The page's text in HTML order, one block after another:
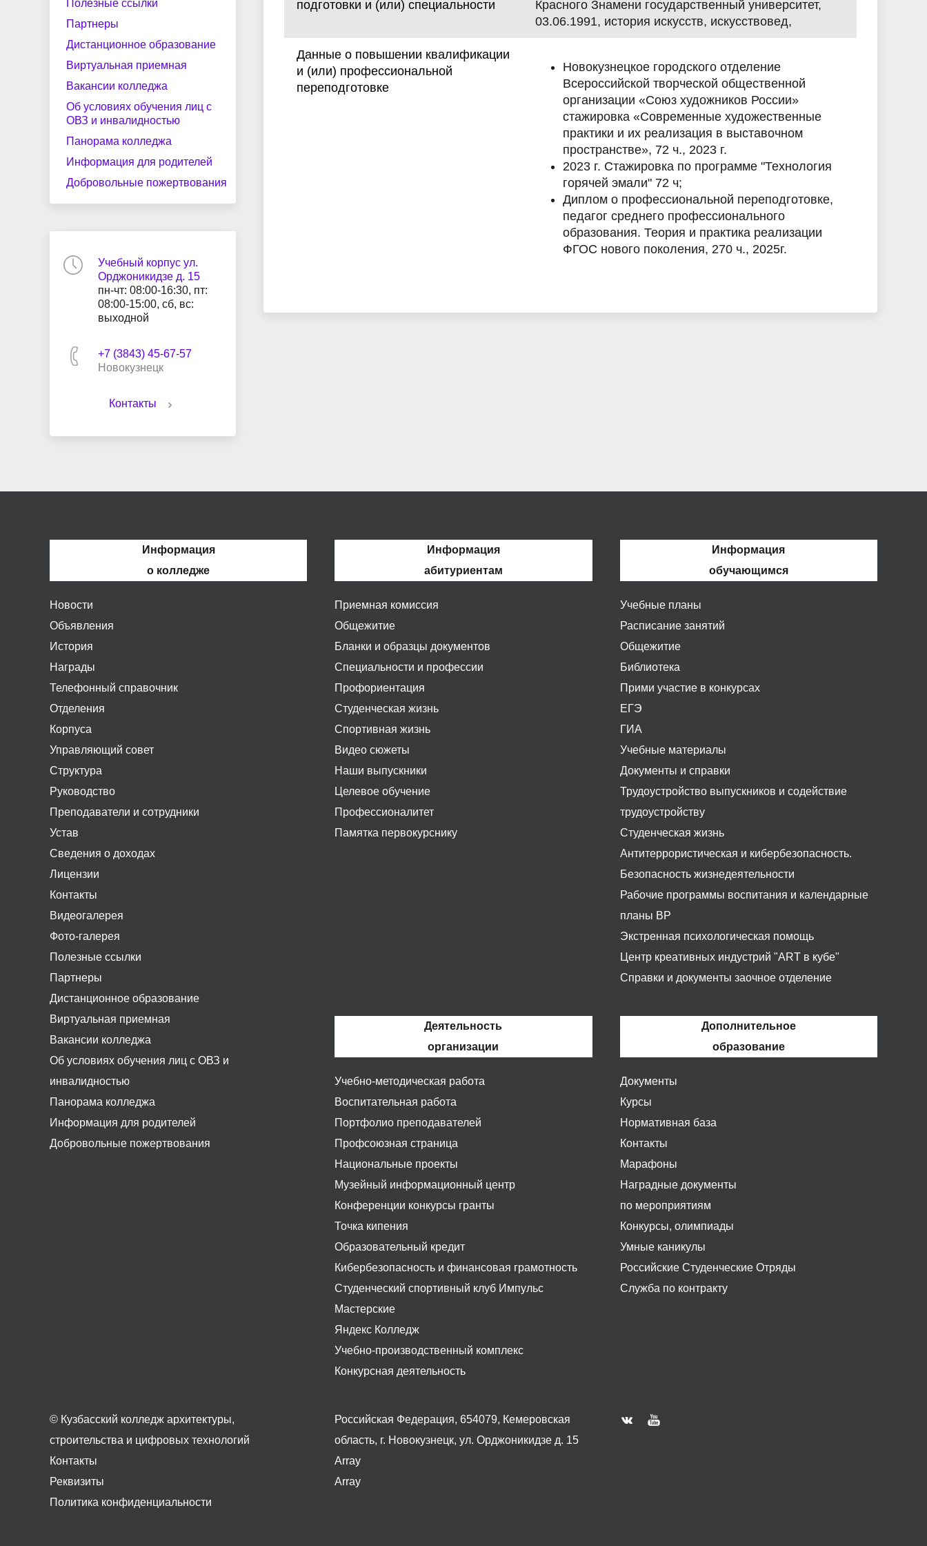
Полезные ссылки
Партнеры
Дистанционное образование
Виртуальная приемная
Вакансии колледжа
Об условиях обучения лиц с
ОВЗ и инвалидностью
Панорама колледжа
Информация для родителей
Добровольные пожертвования
Учебный корпус ул.
Орджоникидзе д. 15
пн-чт: 08:00-16:30, пт:
08:00-15:00, сб, вс:
выходной
+7 (3843) 45-67-57
Новокузнецк
Контакты
подготовки и (или) специальности
Красного Знамени государственный университет,
03.06.1991, история искусств, искусствовед,
Данные о повышении квалификации
и (или) профессиональной
переподготовке
Новокузнецкое городского отделение
Всероссийской творческой общественной
организации «Союз художников России»
стажировка «Современные художественные
практики и их реализация в выставочном
пространстве», 72 ч., 2023 г.
2023 г. Стажировка по программе "Технология
горячей эмали" 72 ч;
Диплом о профессиональной переподготовке,
педагог среднего профессионального
образования. Теория и практика реализации
ФГОС нового поколения, 270 ч., 2025г.
Информация
о колледже
Новости
Объявления
История
Награды
Телефонный справочник
Отделения
Корпуса
Управляющий совет
Структура
Руководство
Преподаватели и сотрудники
Устав
Сведения о доходах
Лицензии
Контакты
Видеогалерея
Фото-галерея
Полезные ссылки
Партнеры
Дистанционное образование
Виртуальная приемная
Вакансии колледжа
Об условиях обучения лиц с ОВЗ и
инвалидностью
Панорама колледжа
Информация для родителей
Добровольные пожертвования
Информация
абитуриентам
Приемная комиссия
Общежитие
Бланки и образцы документов
Специальности и профессии
Профориентация
Студенческая жизнь
Спортивная жизнь
Видео сюжеты
Наши выпускники
Целевое обучение
Профессионалитет
Памятка первокурснику
Информация
обучающимся
Учебные планы
Расписание занятий
Общежитие
Библиотека
Прими участие в конкурсах
ЕГЭ
ГИА
Учебные материалы
Документы и справки
Трудоустройство выпускников и содействие
трудоустройству
Студенческая жизнь
Антитеррористическая и кибербезопасность.
Безопасность жизнедеятельности
Рабочие программы воспитания и календарные
планы ВР
Экстренная психологическая помощь
Центр креативных индустрий "ART в кубе"
Справки и документы заочное отделение
Деятельность
организации
Учебно-методическая работа
Воспитательная работа
Портфолио преподавателей
Профсоюзная страница
Национальные проекты
Музейный информационный центр
Конференции конкурсы гранты
Точка кипения
Образовательный кредит
Кибербезопасность и финансовая грамотность
Студенческий спортивный клуб Импульс
Мастерские
Яндекс Колледж
Учебно-производственный комплекс
Конкурсная деятельность
Дополнительное
образование
Документы
Курсы
Нормативная база
Контакты
Марафоны
Наградные документы
по мероприятиям
Конкурсы, олимпиады
Умные каникулы
Российские Студенческие Отряды
Служба по контракту
© Кузбасский колледж архитектуры,
строительства и цифровых технологий
Контакты
Реквизиты
Политика конфиденциальности
Российская Федерация, 654079, Кемеровская
область, г. Новокузнецк, ул. Орджоникидзе д. 15
Array
Array